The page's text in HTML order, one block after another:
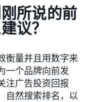
所说的前
议？
衡量并且用数字来
一个品牌向前发
注广告投资回报
自然搜索排名，以